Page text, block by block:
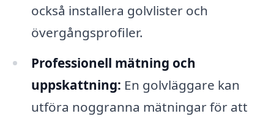
också installera golvlister och
övergångsprofiler.
Professionell mätning och
uppskattning: En golvläggare kan
utföra noggranna mätningar för att